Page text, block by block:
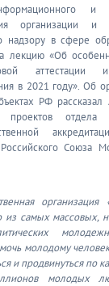
и
организации
в сфере
лекцию «Об
аттестации
в 2021 году». Об
РФ
проектов отдела
Союза
организация
самых массовых,
молодому
и продвинуться по
молодых